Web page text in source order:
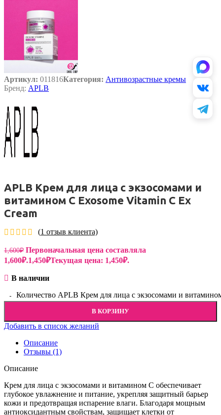
Артикул: 011816Категория: Антивозрастные кремы
Бренд: APLB
APLB Крем для лица с экзосомами и
витамином С Exosome Vitamin C Ex
Cream
(1 отзыв клиента)
1,600₽ Первоначальная цена составляла
1,600₽.1,450₽Текущая цена: 1,450₽.
В наличии
Количество APLB Крем для лица с экзосомами и
В КОРЗИНУ
Добавить в список желаний
Описание
Отзывы (1)
Описание
Крем для лица с экзосомами и витамином С обеспечивает
глубокое увлажнение и питание, укрепляя защитный барьер
кожи и предотвращая испарение влаги. Благодаря мощным
антиоксидантным свойствам, защищает клетки от